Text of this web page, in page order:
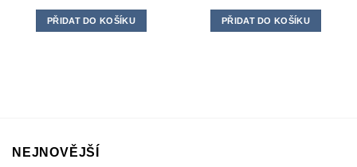
PŘIDAT DO KOŠÍKU PŘIDAT DO KOŠÍKU
NEJNOVĚJŠÍ